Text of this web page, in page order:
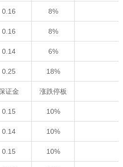
0.16 8%
0.16 8%
0.14 6%
0.25 18%
证金 涨跌停板
0.15 10%
0.14 10%
0.15 10%